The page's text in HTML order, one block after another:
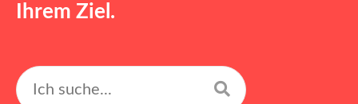
Ihrem Ziel.